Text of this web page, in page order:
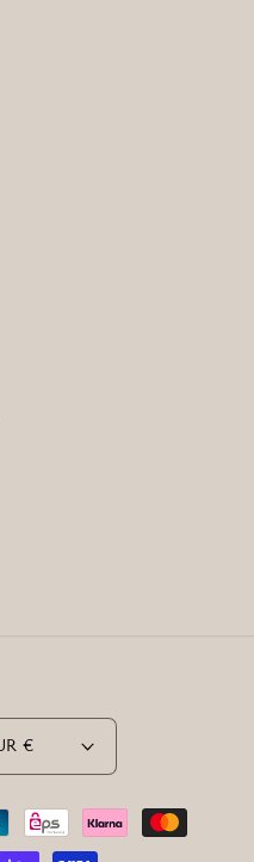
France | EUR €